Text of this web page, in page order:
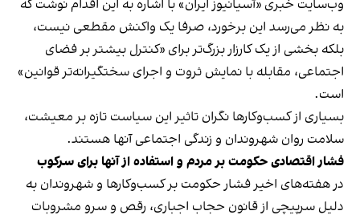
وب‌سایت خبری «آسیانیوز ایران» با اشاره به این اقدام نوشت که
به نظر می‌رسد این برخورد، صرفا یک واکنش مقطعی نیست،
بلکه بخشی از یک کارزار بزرگ‌تر برای «کنترل بیشتر بر فضای
اجتماعی، مقابله با نمایش ثروت و اجرای سختگیرانه‌تر قوانین»
است.
بسیاری از کسب‌وکارها نگران تاثیر این سیاست‌ تازه بر معیشت،
سلامت روان شهروندان و زندگی اجتماعی آنها هستند.
فشار اقتصادی حکومت بر مردم و استفاده از آنها برای سرکوب
در هفته‌های اخیر فشار حکومت بر کسب‌وکارها و شهروندان به
دلیل سرپیچی از قانون حجاب اجباری، رقص و سرو مشروبات